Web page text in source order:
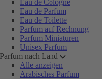
Eau de Cologne
Eau de Parfum
Eau de Toilette
Parfum auf Rechnung
Parfum Miniaturen
Unisex Parfum
Parfum nach Land
Alle anzeigen
Arabisches Parfum